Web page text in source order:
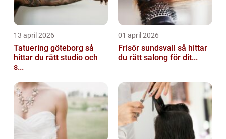
13 april 2026
Tatuering göteborg så
hittar du rätt studio och
s...
01 april 2026
Frisör sundsvall så hittar
du rätt salong för dit...